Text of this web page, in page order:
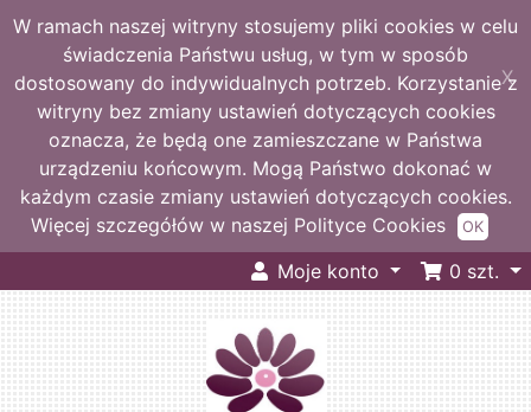
W ramach naszej witryny stosujemy pliki cookies w celu
świadczenia Państwu usług, w tym w sposób
dostosowany do indywidualnych potrzeb. Korzystanie z
witryny bez zmiany ustawień dotyczących cookies
oznacza, że będą one zamieszczane w Państwa
urządzeniu końcowym. Mogą Państwo dokonać w
każdym czasie zmiany ustawień dotyczących cookies.
Więcej szczegółów w naszej Polityce Cookies
X
OK
Moje konto 0 szt.